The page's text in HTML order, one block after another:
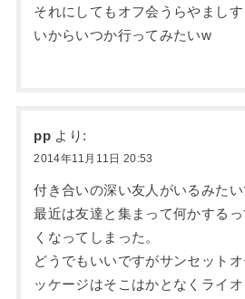
それにしてもオフ会うらやまし
いからいつか行ってみたいw
pp より:
2014年11月11日 20:53
付き合いの深い友人がいるみた
最近は友達と集まって何かする
くなってしまった。
どうでもいいですがサンセット
ッケージはそこはかとなくライ